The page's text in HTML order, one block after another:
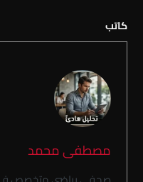
كاتب
مصطفى محمد